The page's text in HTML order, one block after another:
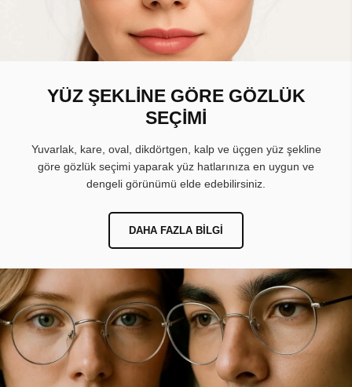
YÜZ ŞEKLİNE GÖRE GÖZLÜK
SEÇİMİ
Yuvarlak, kare, oval, dikdörtgen, kalp ve üçgen yüz şekline
göre gözlük seçimi yaparak yüz hatlarınıza en uygun ve
dengeli görünümü elde edebilirsiniz.
DAHA FAZLA BILGI